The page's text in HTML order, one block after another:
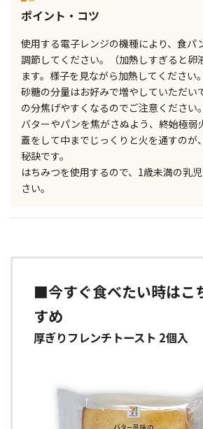
ポイント・コツ
使用する電子レンジの機種により、食パ
調節してください。（加熱しすぎると卵
ます。様子を見ながら加熱してください。
砂糖の分量はお好みで増やしていただい
の分焦げやすくなるのでご注意ください。
バターやパンを焦がさぬよう、終始極弱
蓋をして中までじっくりと火を通すのが
秘訣です。
はちみつを使用するので、1歳未満の乳
さい。
■今すぐ食べたい時はこ
すめ
厚ぎりフレンチトースト 2個入